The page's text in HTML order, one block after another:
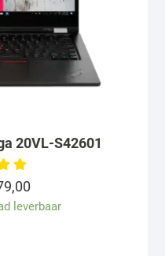
20VL-S42601
leverbaar